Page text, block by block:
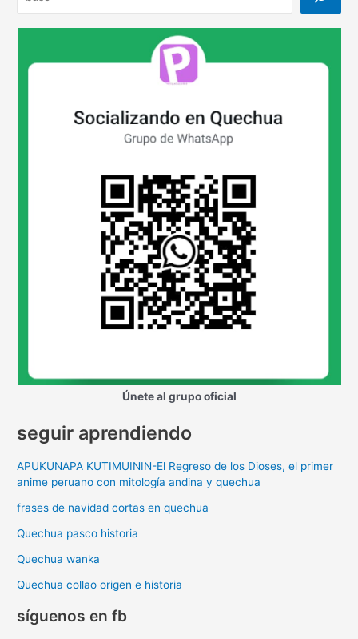
Únete al grupo oficial
seguir aprendiendo
APUKUNAPA KUTIMUININ-El Regreso de los Dioses, el primer
anime peruano con mitología andina y quechua
frases de navidad cortas en quechua
Quechua pasco historia
Quechua wanka
Quechua collao origen e historia
síguenos en fb